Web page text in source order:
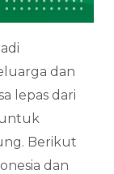
dan
lepas dari
Berikut
dan